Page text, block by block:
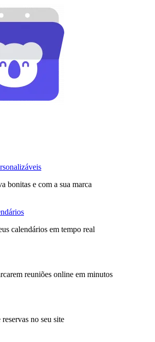
bonitas e com a sua marca
calendários em tempo real
reuniões online em minutos
no seu site